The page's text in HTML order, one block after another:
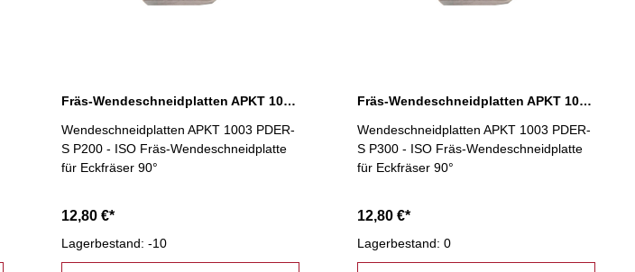
Fräs-Wendeschneidplatten APKT 1003 PDER-S P200
Wendeschneidplatten APKT 1003 PDER-
S P200 - ISO Fräs-Wendeschneidplatte
für Eckfräser 90°
12,80 €*
Lagerbestand: -10
Fräs-Wendeschneidplatten APKT 1003 PDER-S P300
Wendeschneidplatten APKT 1003 PDER-
S P300 - ISO Fräs-Wendeschneidplatte
für Eckfräser 90°
12,80 €*
Lagerbestand: 0